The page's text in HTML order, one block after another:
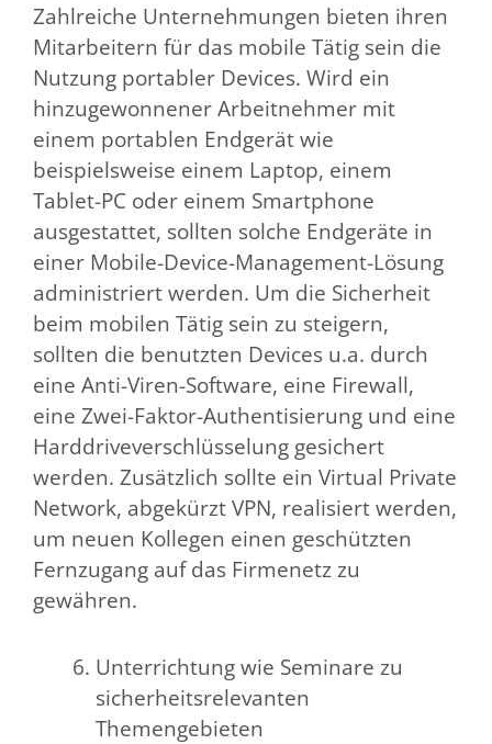
Zahlreiche Unternehmungen bieten ihren
Mitarbeitern für das mobile Tätig sein die
Nutzung portabler Devices. Wird ein
hinzugewonnener Arbeitnehmer mit
einem portablen Endgerät wie
beispielsweise einem Laptop, einem
Tablet-PC oder einem Smartphone
ausgestattet, sollten solche Endgeräte in
einer Mobile-Device-Management-Lösung
administriert werden. Um die Sicherheit
beim mobilen Tätig sein zu steigern,
sollten die benutzten Devices u.a. durch
eine Anti-Viren-Software, eine Firewall,
eine Zwei-Faktor-Authentisierung und eine
Harddriveverschlüsselung gesichert
werden. Zusätzlich sollte ein Virtual Private
Network, abgekürzt VPN, realisiert werden,
um neuen Kollegen einen geschützten
Fernzugang auf das Firmenetz zu
gewähren.
Unterrichtung wie Seminare zu
sicherheitsrelevanten
Themengebieten